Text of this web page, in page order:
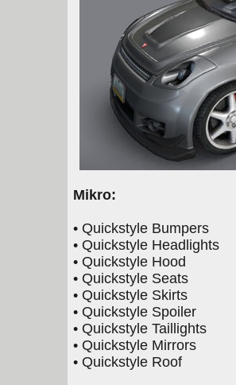
Mikro:
• Quickstyle Bumpers
• Quickstyle Headlights
• Quickstyle Hood
• Quickstyle Seats
• Quickstyle Skirts
• Quickstyle Spoiler
• Quickstyle Taillights
• Quickstyle Mirrors
• Quickstyle Roof